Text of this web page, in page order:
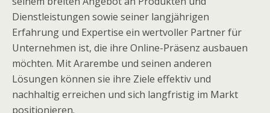
Dienstleistungen sowie seiner langjährigen
Erfahrung und Expertise ein wertvoller Partner für
Unternehmen ist, die ihre Online-Präsenz ausbauen
möchten. Mit Ararembe und seinen anderen
Lösungen können sie ihre Ziele effektiv und
nachhaltig erreichen und sich langfristig im Markt
positionieren.